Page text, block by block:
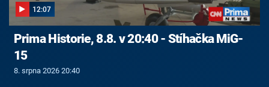
12:07
Prima Historie, 8.8. v 20:40 - Stíhačka MiG-
15
8. srpna 2026 20:40